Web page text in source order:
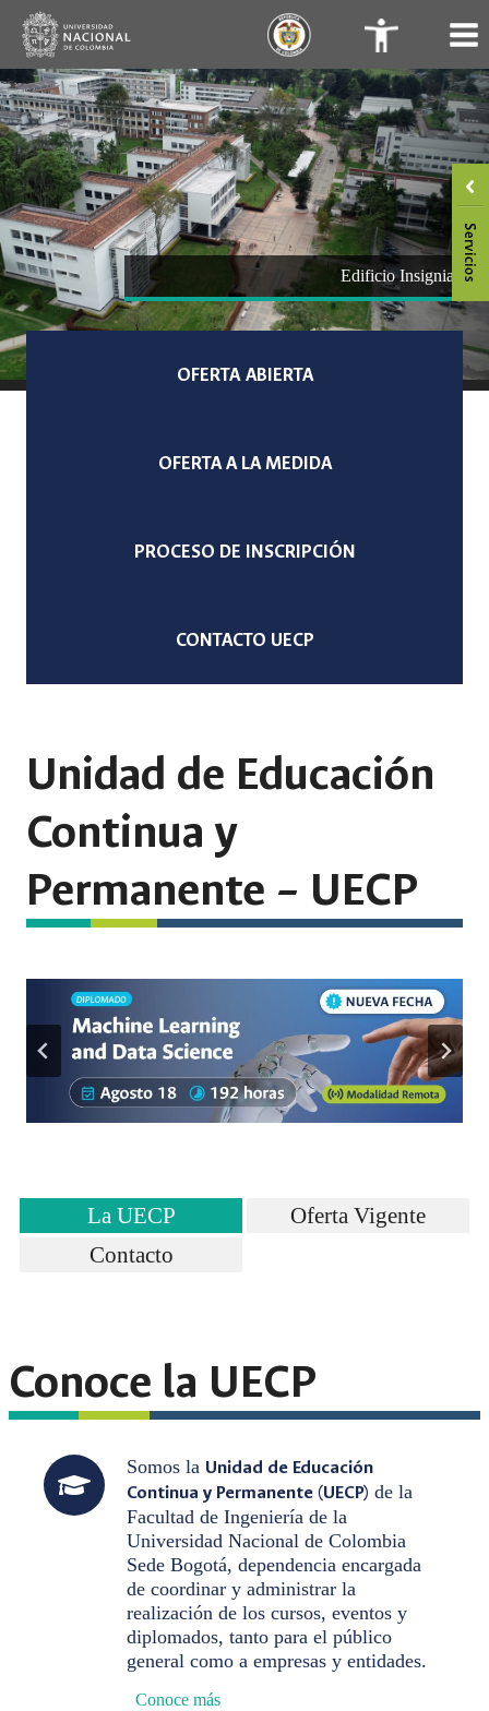
Saltar
contenido
. .
Edificio Insignia
OFERTA ABIERTA
OFERTA A LA MEDIDA
PROCESO DE INSCRIPCIÓN
CONTACTO UECP
Unidad de Educación
Continua y
Permanente – UECP
La UECP
Oferta Vigente
Contacto
Conoce la UECP
Somos la Unidad de Educación
Continua y Permanente (UECP) de la
Facultad de Ingeniería de la
Universidad Nacional de Colombia
Sede Bogotá, dependencia encargada
de coordinar y administrar la
realización de los cursos, eventos y
diplomados, tanto para el público
general como a empresas y entidades.
Conoce más